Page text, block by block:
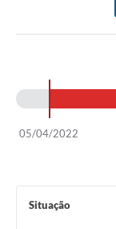
05/04/2022
Situação